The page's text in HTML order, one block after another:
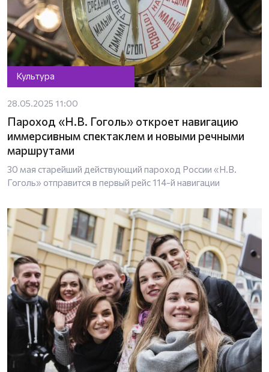
Культура
28.05.2025 11:00
Пароход «Н.В. Гоголь» откроет навигацию
иммерсивным спектаклем и новыми речными
маршрутами
30 мая старейший действующий пароход России «Н.В.
Гоголь» отправится в первый рейс 114-й навигации